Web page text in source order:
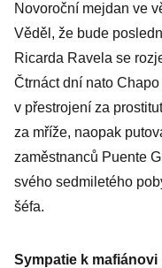
Novoroční mejdan ve
Věděl, že bude
Ricarda Ravela se
Čtrnáct dní nato
v přestrojení za
za mříže, naopak
zaměstnanců Puente
svého sedmiletého
šéfa.
Sympatie k mafiánovi